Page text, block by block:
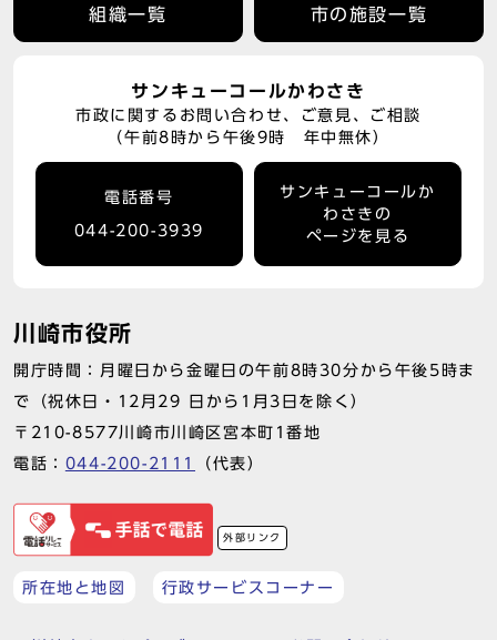
組織一覧 市の施設一覧
サンキューコールかわさき
市政に関するお問い合わせ、ご意見、ご相談
（午前8時から午後9時 年中無休）
電話番号
044-200-3939
サンキューコールか
わさきの
ページを見る
川崎市役所
開庁時間：月曜日から金曜日の午前8時30分から午後5時ま
で（祝休日・12月29 日から1月3日を除く）
〒210-8577川崎市川崎区宮本町1番地
電話： 044-200-2111 （代表）
外部リンク
所在地と地図 行政サービスコーナー